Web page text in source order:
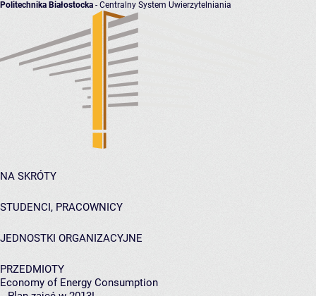
Politechnika Białostocka - Centralny System Uwierzytelniania
NA SKRÓTY
STUDENCI, PRACOWNICY
JEDNOSTKI ORGANIZACYJNE
PRZEDMIOTY
Economy of Energy Consumption